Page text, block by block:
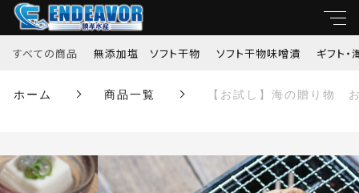
すべての商品 無添加塩 ソフト干物 ソフト干物味噌漬 ギフト
ホーム 商品一覧 【お試し】海の贈り物
【お試し】海の贈り物 お試しセット2種類（個包
￥1,404（税込）
無添加塩 ソフト干物